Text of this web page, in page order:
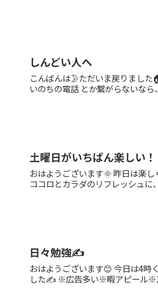
しんどい人へ
こんばんは🌛ただいま戻りまし
いのちの電話 とか繋がらないなら
土曜日がいちばん楽しい！
おはようございます🌞 昨日は楽
ココロとカラダのリフレッシュ
日々勉強✍️
おはようございます😊 今日は4時
した✍️ ※広告多い※暇アピール※2